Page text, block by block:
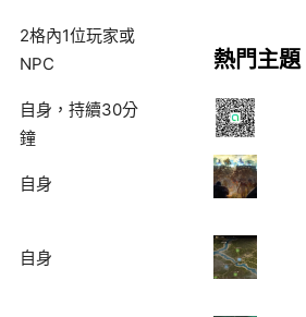
2格內1位玩家或
NPC
自身，持續30分
鐘
自身
自身
熱門主題